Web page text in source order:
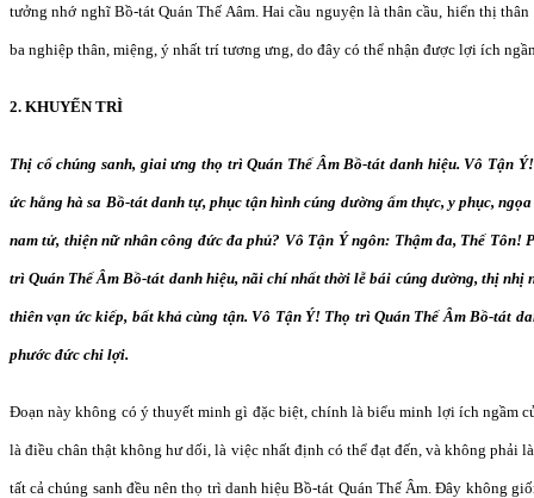
tưởng nhớ nghĩ Bồ-tát Quán Thế Aâm. Hai cầu nguyện là thân cầu, hiển thị
ba nghiệp thân, miệng, ý nhất trí tương ưng, do đây có thể nhận được lợi ích
2. KHUYẾN TRÌ
Thị cố chúng sanh, giai ưng thọ trì Quán Thế Âm Bồ-tát danh hiệu. Vô Tận
ức hằng hà sa Bồ-tát danh tự, phục tận hình cúng dường ẩm thực, y phục,
nam tử, thiện nữ nhân công đức đa phủ? Vô Tận Ý ngôn: Thậm đa, Thế Tôn!
trì Quán Thế Âm Bồ-tát danh hiệu, nãi chí nhất thời lễ bái cúng dường, thị nhị
thiên vạn ức kiếp, bất khả cùng tận. Vô Tận Ý! Thọ trì Quán Thế Âm Bồ-tát
phước đức chi lợi.
Đoạn này không có ý thuyết minh gì đặc biệt, chính là biểu minh lợi ích ngầm
là điều chân thật không hư dối, là việc nhất định có thể đạt đến, và không phải
tất cả chúng sanh đều nên thọ trì danh hiệu Bồ-tát Quán Thế Âm. Đây không